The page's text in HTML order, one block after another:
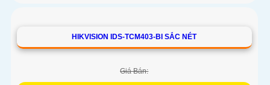
HIKVISION IDS-TCM403-BI SẮC NÉT
Giá Bán: